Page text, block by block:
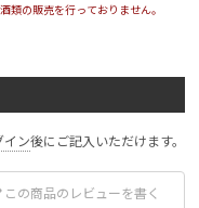
の販売を行っておりません。
イン後にご記入いただけます。
この商品のレビューを書く